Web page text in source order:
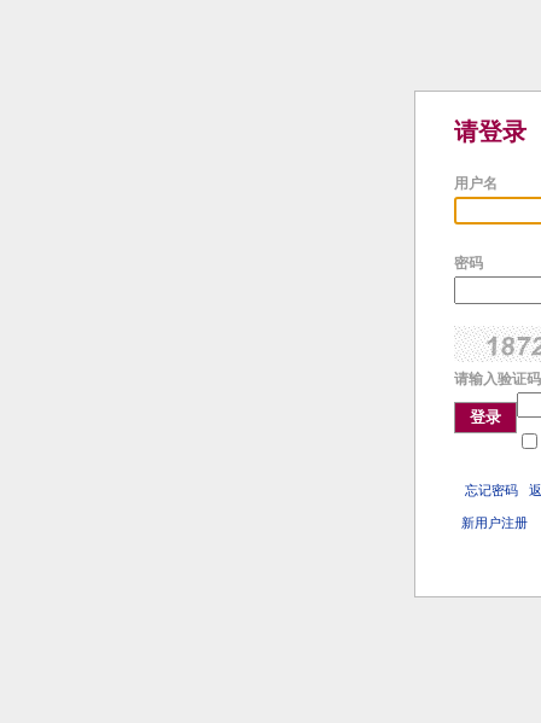
请登录
用户名
密码
请输入验证
登录
忘记密码
新用户注册